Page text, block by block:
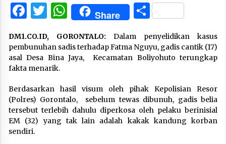
Facebook
Twitter
WhatsApp
Share Share
DM1.CO.ID, GORONTALO: Dalam penyelidikan kasus
pembunuhan sadis terhadap Fatma Nguyu, gadis cantik (17)
asal Desa Bina Jaya, Kecamatan Boliyohuto terungkap
fakta menarik.
Berdasarkan hasil visum oleh pihak Kepolisian Resor
(Polres) Gorontalo, sebelum tewas dibunuh, gadis belia
tersebut terlebih dahulu diperkosa oleh pelaku berinisial
EM (32) yang tak lain adalah kakak kandung korban
sendiri.